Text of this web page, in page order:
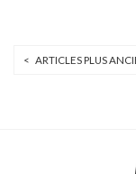
< ARTICLES PLUS